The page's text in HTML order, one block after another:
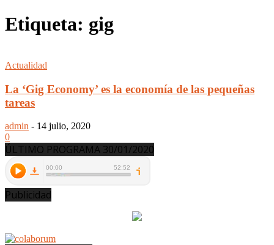
Etiqueta: gig
Actualidad
La ‘Gig Economy’ es la economía de las pequeñas
tareas
admin - 14 julio, 2020
0
ÚLTIMO PROGRAMA 30/01/2020
Publicidad